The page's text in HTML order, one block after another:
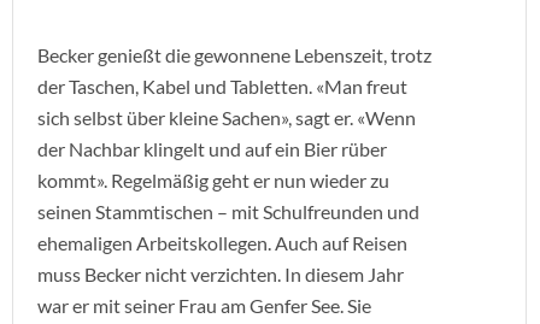
Becker genießt die gewonnene Lebenszeit, trotz
der Taschen, Kabel und Tabletten. «Man freut
sich selbst über kleine Sachen», sagt er. «Wenn
der Nachbar klingelt und auf ein Bier rüber
kommt». Regelmäßig geht er nun wieder zu
seinen Stammtischen – mit Schulfreunden und
ehemaligen Arbeitskollegen. Auch auf Reisen
muss Becker nicht verzichten. In diesem Jahr
war er mit seiner Frau am Genfer See. Sie